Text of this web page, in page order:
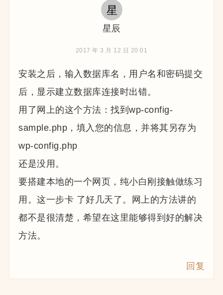
星辰
2017 年 3 月 12 日 20:01
安装之后，输入数据库名，用户名和密码提交
后，显示建立数据库连接时出错。
用了网上的这个方法：找到wp-config-
sample.php，填入您的信息，并将其另存为
wp-config.php
还是没用。
要搭建本地的一个网页，纯小白刚接触做练习
用。这一步卡 了好几天了。网上的方法讲的
都不是很清楚，希望在这里能够得到好的解决
方法。
回复